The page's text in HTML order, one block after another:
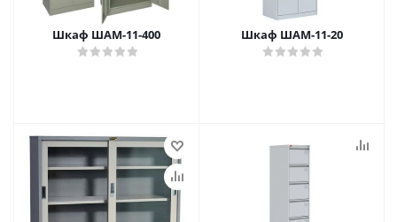
Шкаф ШАМ-11-400 Шкаф ШАМ-11-20